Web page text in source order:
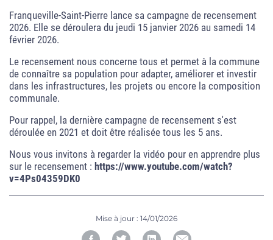
Franqueville-Saint-Pierre lance sa campagne de recensement
2026. Elle se déroulera du jeudi 15 janvier 2026 au samedi 14
février 2026.
Le recensement nous concerne tous et permet à la commune
de connaître sa population pour adapter, améliorer et investir
dans les infrastructures, les projets ou encore la composition
communale.
Pour rappel, la dernière campagne de recensement s'est
déroulée en 2021 et doit être réalisée tous les 5 ans.
Nous vous invitons à regarder la vidéo pour en apprendre plus
sur le recensement : https://www.youtube.com/watch?
v=4Ps04359DK0
Mise à jour : 14/01/2026